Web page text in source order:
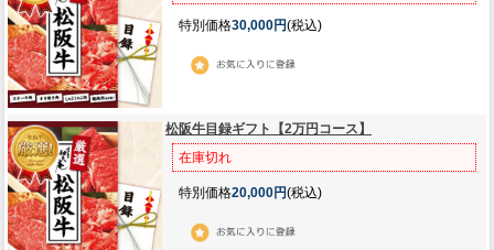
特別価格30,000円(税込)
松阪牛目録ギフト【2万円コース】
在庫切れ
特別価格20,000円(税込)